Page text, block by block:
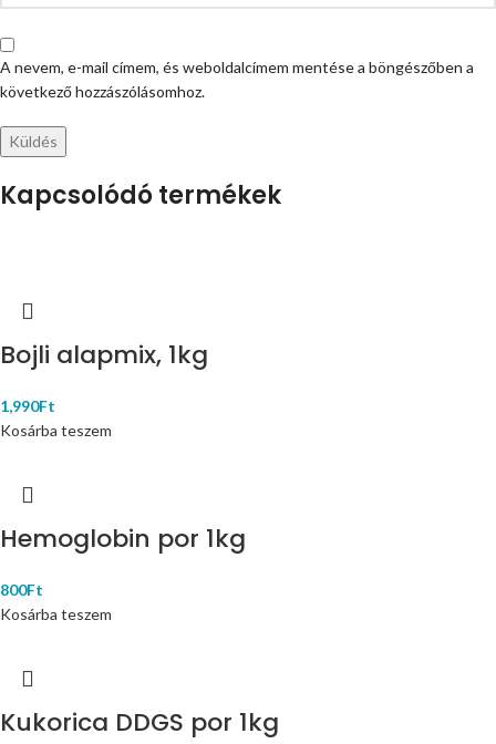
A nevem, e-mail címem, és weboldalcímem mentése a böngészőben a
következő hozzászólásomhoz.
Kapcsolódó termékek
Bojli alapmix, 1kg
1,990Ft
Kosárba teszem
Hemoglobin por 1kg
800Ft
Kosárba teszem
Kukorica DDGS por 1kg